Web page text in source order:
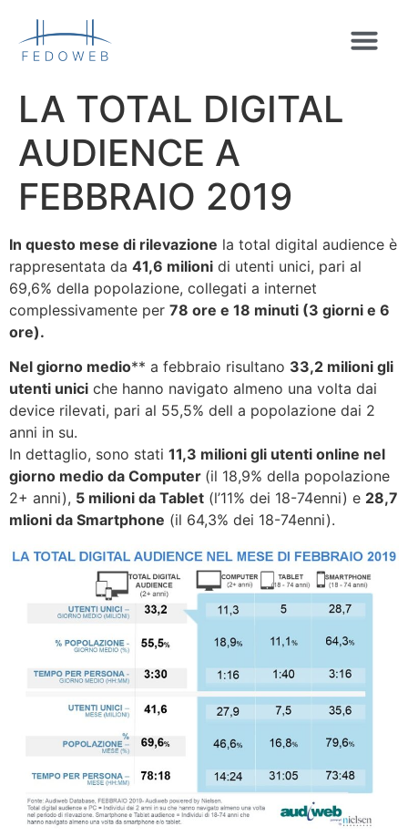
LA TOTAL DIGITAL
AUDIENCE A
FEBBRAIO 2019
In questo mese di rilevazione la total digital audience è
rappresentata da 41,6 milioni di utenti unici, pari al
69,6% della popolazione, collegati a internet
complessivamente per 78 ore e 18 minuti (3 giorni e 6
ore).
Nel giorno medio** a febbraio risultano 33,2 milioni gli
utenti unici che hanno navigato almeno una volta dai
device rilevati, pari al 55,5% dell a popolazione dai 2
anni in su.
In dettaglio, sono stati 11,3 milioni gli utenti online nel
giorno medio da Computer (il 18,9% della popolazione
2+ anni), 5 milioni da Tablet (l’11% dei 18-74enni) e 28,7
mlioni da Smartphone (il 64,3% dei 18-74enni).